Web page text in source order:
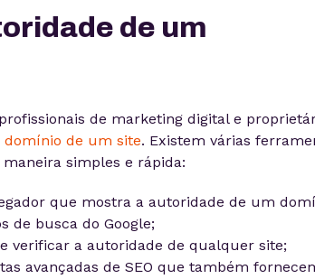
de um
de marketing digital e
domínio de um site. Existem várias
simples e rápida:
que mostra a autoridade de um
de busca do Google;
verificar a autoridade de qualquer site;
avançadas de SEO que também